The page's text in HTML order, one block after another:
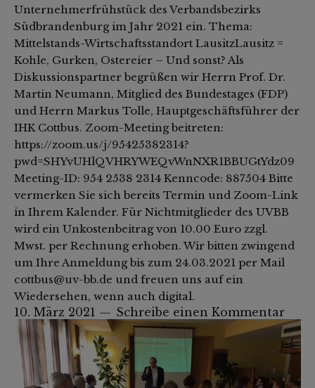
Unternehmerfrühstück des Verbandsbezirks
Südbrandenburg im Jahr 2021 ein. Thema:
Mittelstands-Wirtschaftsstandort LausitzLausitz =
Kohle, Gurken, Ostereier – Und sonst? Als
Diskussionspartner begrüßen wir Herrn Prof. Dr.
Martin Neumann, Mitglied des Bundestages (FDP)
und Herrn Markus Tolle, Hauptgeschäftsführer der
IHK Cottbus. Zoom-Meeting beitreten:
https://zoom.us/j/95425382314?
pwd=SHYvUHlQVHRYWEQvWnNXR1BBUGtYdz09
Meeting-ID: 954 2538 2314 Kenncode: 887504 Bitte
vermerken Sie sich bereits Termin und Zoom-Link
in Ihrem Kalender. Für Nichtmitglieder des UVBB
wird ein Unkostenbeitrag von 10.00 Euro zzgl.
Mwst. per Rechnung erhoben. Wir bitten zwingend
um Ihre Anmeldung bis zum 24.03.2021 per Mail
cottbus@uv-bb.de und freuen uns auf ein
Wiedersehen, wenn auch digital.
10. März 2021 Schreibe einen Kommentar